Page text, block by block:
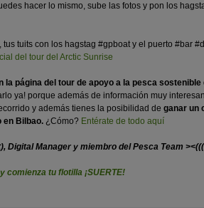
hacer lo mismo, sube las fotos y pon los
tus tuits con los hagstag #gpboat y el puerto #bar
del tour del Arctic Sunrise
la página del tour de apoyo a la pesca
ya! porque además de información muy
y además tienes la posibilidad de ganar un
en Bilbao. ¿Cómo? Entérate de todo aquí
Digital Manager y miembro del Pesca Team
comienza tu flotilla ¡SUERTE!